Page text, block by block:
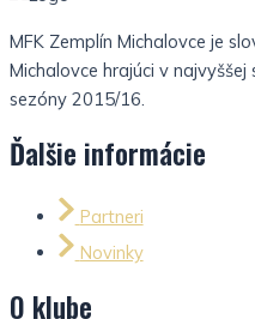
MFK Zemplín Michalovce je
Michalovce hrajúci v
sezóny 2015/16.
Ďalšie informácie
Partneri
Novinky
O klube